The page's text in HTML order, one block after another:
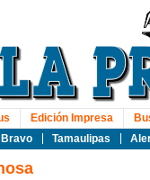
Bravo Tamaulipas
Edición Impresa